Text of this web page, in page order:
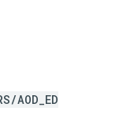
AOD_ED